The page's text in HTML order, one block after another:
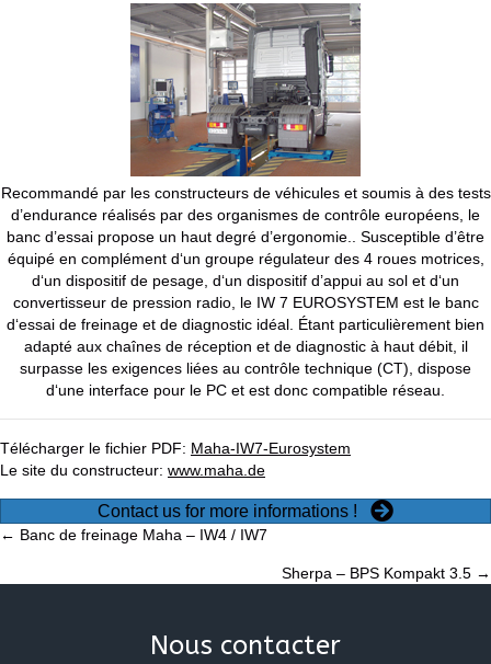
Recommandé par les constructeurs de véhicules et soumis à des tests
d’endurance réalisés par des organismes de contrôle européens, le
banc d’essai propose un haut degré d’ergonomie.. Susceptible d’être
équipé en complément d‘un groupe régulateur des 4 roues motrices,
d‘un dispositif de pesage, d‘un dispositif d’appui au sol et d‘un
convertisseur de pression radio, le IW 7 EUROSYSTEM est le banc
d‘essai de freinage et de diagnostic idéal. Étant particulièrement bien
adapté aux chaînes de réception et de diagnostic à haut débit, il
surpasse les exigences liées au contrôle technique (CT), dispose
d‘une interface pour le PC et est donc compatible réseau.
Télécharger le fichier PDF: Maha-IW7-Eurosystem
Le site du constructeur: www.maha.de
Contact us for more informations !
Posts
navigation
← Banc de freinage Maha – IW4 / IW7
Sherpa – BPS Kompakt 3.5 →
Nous contacter